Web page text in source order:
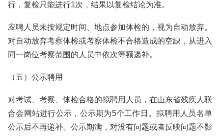
行，复检只能进行1次，结果以复检结论为准。
应聘人员未按规定时间、地点参加体检的，视为自动放弃。
对自动放弃考察体检或考察体检不合格造成的空缺，从进入
同一岗位考察范围的人员中依次等额递补。
（五）公示聘用
对考试、考察、体检合格的拟聘用人员，在山东省残疾人联
合会网站进行公示，公示期为5个工作日。拟聘用人员名单
公示后不再递补。公示期满，对没有问题或者反映问题不影